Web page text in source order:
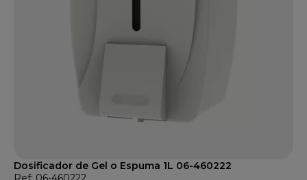
Dosificador de Gel o Espuma 1L 06-460222